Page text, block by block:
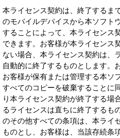
本ライセンス契約は、終了するま
のモバイルデバイスから本ソフト
することによって、本ライセンス
できます。お客様が本ライセンス
ない場合、本ライセンス契約は、
自動的に終了するものとします。
お客様が保有または管理する本ソ
すべてのコピーを破棄することに
り本ライセンス契約が終了する場
るライセンスは直ちに終了するも
のその他すべての条項は、本ライ
ものとし、お客様は、当該存続条